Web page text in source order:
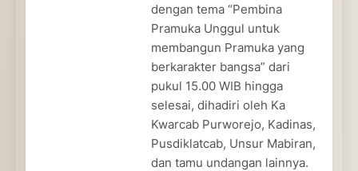
dengan tema “Pembina
Pramuka Unggul untuk
membangun Pramuka yang
berkarakter bangsa” dari
pukul 15.00 WIB hingga
selesai, dihadiri oleh Ka
Kwarcab Purworejo, Kadinas,
Pusdiklatcab, Unsur Mabiran,
dan tamu undangan lainnya.